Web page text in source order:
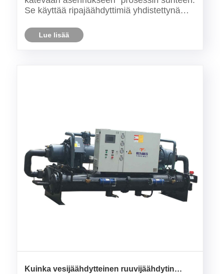
Se käyttää ripajäähdyttimiä yhdistettynä
kondensoituu pakotetulla ilman
lämmönvaihdolla ilman ulkoisten
Lue lisää
Kuinka vesijäähdytteinen ruuvijäähdytin